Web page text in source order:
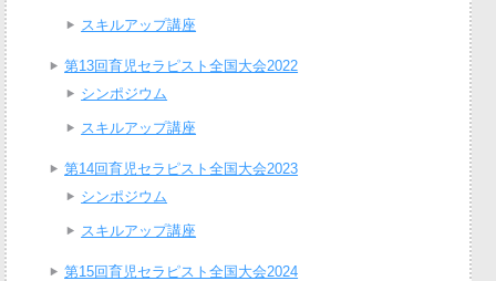
スキルアップ講座
第13回育児セラピスト全国大会2022
シンポジウム
スキルアップ講座
第14回育児セラピスト全国大会2023
シンポジウム
スキルアップ講座
第15回育児セラピスト全国大会2024